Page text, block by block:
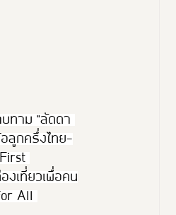
ทาม "ลัดดา
ลูกครึ่งไทย-
งเที่ยวเพื่อคน
All